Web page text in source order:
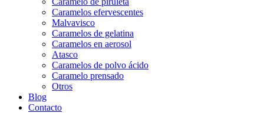
Caramelos efervescentes
Malvavisco
Caramelos de gelatina
Caramelos en aerosol
Atasco
Caramelos de polvo ácido
Caramelo prensado
Otros
Blog
Contacto